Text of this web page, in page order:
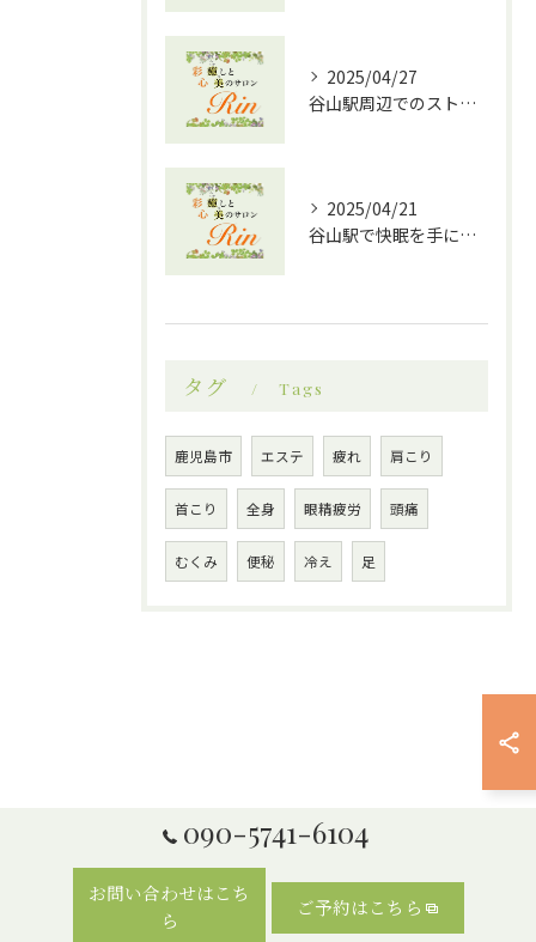
2025/04/27
谷山駅周辺でのストレス解消に最適！効果的なドライヘッドスパの魅力
2025/04/21
谷山駅で快眠を手に入れる！ドライヘッドスパ効果の魅力
タグ Tags
鹿児島市 エステ 疲れ 肩こり
首こり 全身 眼精疲労 頭痛
むくみ 便秘 冷え 足
090-5741-6104
お問い合わせはこち
ら
ご予約はこちら